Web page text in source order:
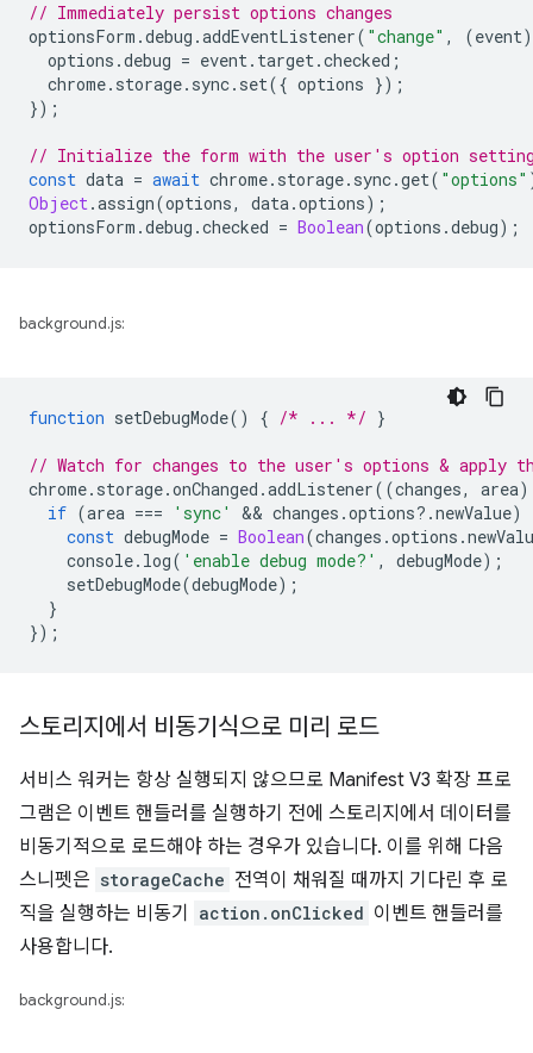
// Immediately persist options changes
optionsForm .debug .addEventListener( "change" , (event)
options .debug = event. target.checked ;
chrome. storage. sync. set({ options });
});
// Initialize the form with the user's option
const data = await chrome. storage. sync.get( "options"
Object.assign(options, data.options);
optionsForm .debug .checked = Boolean(options .debug);
background.js:
function setDebugMode() { /* ... */ }
// Watch for changes to the user's options & apply
chrome. storage.onChanged .addListener((changes, area)
if (area === 'sync' && changes .options? .newValue)
const debugMode = Boolean(changes .options .
console. log( 'enable debug mode?' , debugMode);
setDebugMode(debugMode);
}
});
스토리지에서 비동기식으로 미리 로드
서비스 워커는 항상 실행되지 않으므로 Manifest V3 확장 프로
그램은 이벤트 핸들러를 실행하기 전에 스토리지에서 데이터를
비동기적으로 로드해야 하는 경우가 있습니다. 이를 위해 다음
스니펫은 storageCache 전역이 채워질 때까지 기다린 후 로
직을 실행하는 비동기
action.onClicked 이벤트 핸들러를
사용합니다.
background.js: